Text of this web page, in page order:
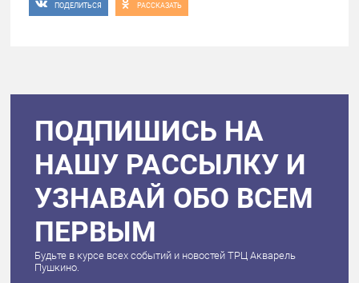
ПОДЕЛИТЬСЯ РАССКАЗАТЬ
ПОДПИШИСЬ НА
НАШУ РАССЫЛКУ И
УЗНАВАЙ ОБО ВСЕМ
ПЕРВЫМ
Будьте в курсе всех событий и новостей ТРЦ Акварель
Пушкино.